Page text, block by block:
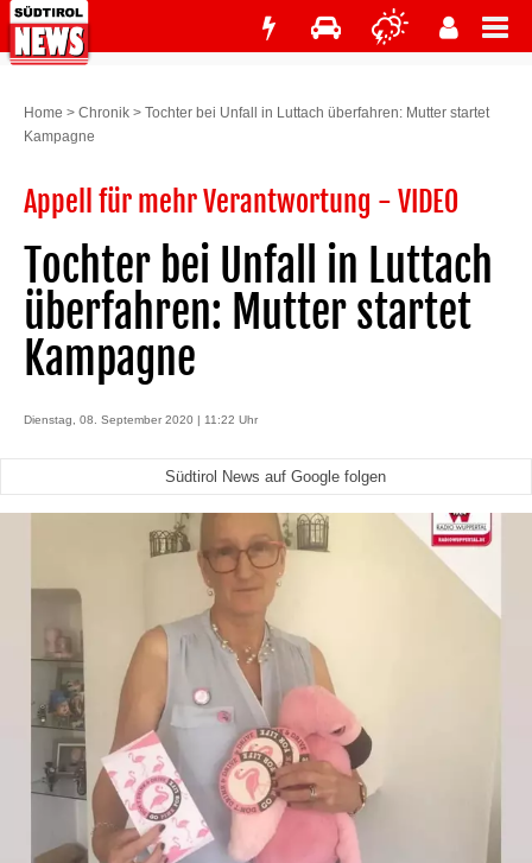
Home > Chronik > Tochter bei Unfall in Luttach überfahren: Mutter startet
Kampagne
Appell für mehr Verantwortung - VIDEO
Tochter bei Unfall in Luttach
überfahren: Mutter startet
Kampagne
Dienstag, 08. September 2020 | 11:22 Uhr
Südtirol News auf Google folgen